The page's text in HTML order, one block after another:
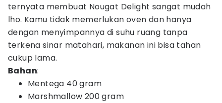
ternyata membuat Nougat Delight sangat mudah
lho. Kamu tidak memerlukan oven dan hanya
dengan menyimpannya di suhu ruang tanpa
terkena sinar matahari, makanan ini bisa tahan
cukup lama.
Bahan:
Mentega 40 gram
Marshmallow 200 gram